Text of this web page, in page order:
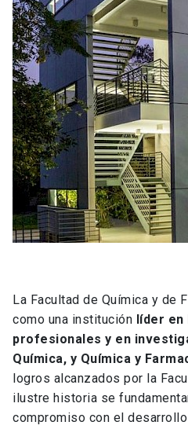
La Facultad de Química y de
como una institución líder en
profesionales y en
Química, y Química y
logros alcanzados por la
ilustre historia se
compromiso con el